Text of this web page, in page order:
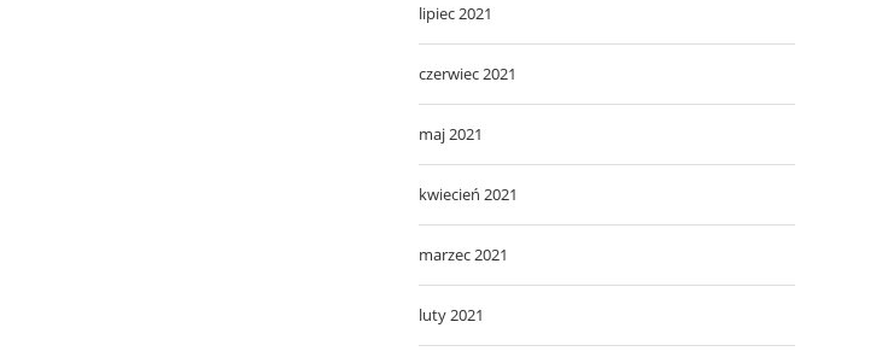
lipiec 2021
czerwiec 2021
maj 2021
kwiecień 2021
marzec 2021
luty 2021